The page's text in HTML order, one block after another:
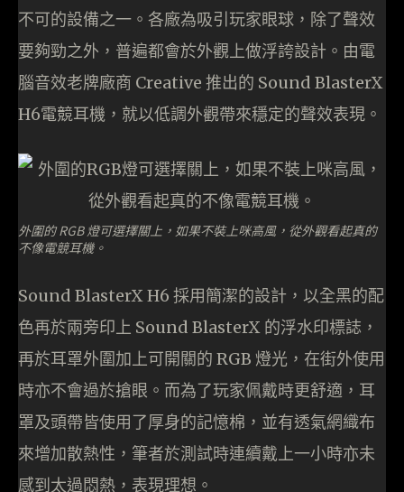
不可的設備之一。各廠為吸引玩家眼球，除了聲效
要夠勁之外，普遍都會於外觀上做浮誇設計。由電
腦音效老牌廠商 Creative 推出的 Sound BlasterX
H6電競耳機，就以低調外觀帶來穩定的聲效表現。
外圍的 RGB 燈可選擇關上，如果不裝上咪高風，從外觀看起真的
不像電競耳機。
Sound BlasterX H6 採用簡潔的設計，以全黑的配
色再於兩旁印上 Sound BlasterX 的浮水印標誌，
再於耳罩外圍加上可開關的 RGB 燈光，在街外使用
時亦不會過於搶眼。而為了玩家佩戴時更舒適，耳
罩及頭帶皆使用了厚身的記憶棉，並有透氣網織布
來增加散熱性，筆者於測試時連續戴上一小時亦未
感到太過悶熱，表現理想。